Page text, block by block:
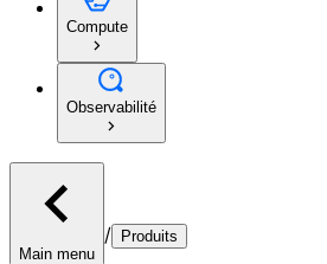
Compute
Observabilité
Main menu
/ Produits